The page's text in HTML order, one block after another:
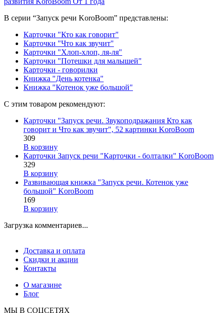
В серии “Запуск речи KoroBoom” представлены:
Карточки "Кто как говорит"
Карточки "Что как звучит"
Карточки "Хлоп-хлоп, ля-ля"
Карточки "Потешки для малышей"
Карточки - говорилки
Книжка "День котенка"
Книжка "Котенок уже большой"
С этим товаром рекомендуют:
Карточки "Запуск речи. Звукоподражания Кто как
говорит и Что как звучит", 52 картинки KoroBoom
309
В корзину
Карточки Запуск речи "Карточки - болталки" KoroBoom
329
В корзину
Развивающая книжка "Запуск речи. Котенок уже
большой" KoroBoom
169
В корзину
Загрузка комментариев...
Доставка и оплата
Скидки и акции
Контакты
О магазине
Блог
МЫ В СОЦСЕТЯХ